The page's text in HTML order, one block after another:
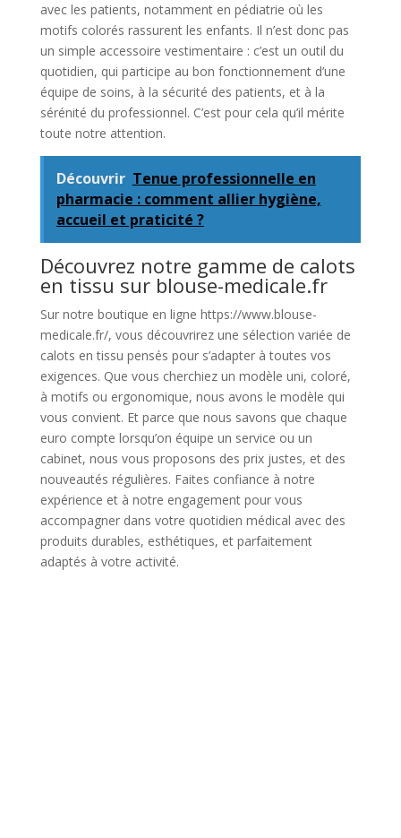
avec les patients, notamment en pédiatrie où les
motifs colorés rassurent les enfants. Il n’est donc pas
un simple accessoire vestimentaire : c’est un outil du
quotidien, qui participe au bon fonctionnement d’une
équipe de soins, à la sécurité des patients, et à la
sérénité du professionnel. C’est pour cela qu’il mérite
toute notre attention.
Découvrir Tenue professionnelle en
pharmacie : comment allier hygiène,
accueil et praticité ?
Découvrez notre gamme de calots
en tissu sur blouse-medicale.fr
Sur notre boutique en ligne https://www.blouse-
medicale.fr/, vous découvrirez une sélection variée de
calots en tissu pensés pour s’adapter à toutes vos
exigences. Que vous cherchiez un modèle uni, coloré,
à motifs ou ergonomique, nous avons le modèle qui
vous convient. Et parce que nous savons que chaque
euro compte lorsqu’on équipe un service ou un
cabinet, nous vous proposons des prix justes, et des
nouveautés régulières. Faites confiance à notre
expérience et à notre engagement pour vous
accompagner dans votre quotidien médical avec des
produits durables, esthétiques, et parfaitement
adaptés à votre activité.